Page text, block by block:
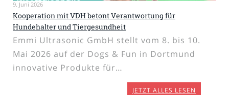
9. Juni 2026
Kooperation mit VDH betont Verantwortung für
Hundehalter und Tiergesundheit
Emmi Ultrasonic GmbH stellt vom 8. bis 10.
Mai 2026 auf der Dogs & Fun in Dortmund
innovative Produkte für…
JETZT ALLES LESEN